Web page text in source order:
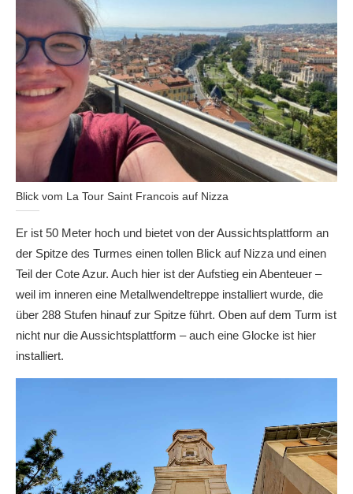
Blick vom La Tour Saint Francois auf Nizza
Er ist 50 Meter hoch und bietet von der Aussichtsplattform an
der Spitze des Turmes einen tollen Blick auf Nizza und einen
Teil der Cote Azur. Auch hier ist der Aufstieg ein Abenteuer –
weil im inneren eine Metallwendeltreppe installiert wurde, die
über 288 Stufen hinauf zur Spitze führt. Oben auf dem Turm ist
nicht nur die Aussichtsplattform – auch eine Glocke ist hier
installiert.